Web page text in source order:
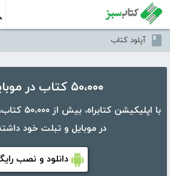
آپلود کتاب
۵۰،۰۰۰ کتاب در موبایل شما
با
در موبایل و تبلت خود
دانلود و نصب